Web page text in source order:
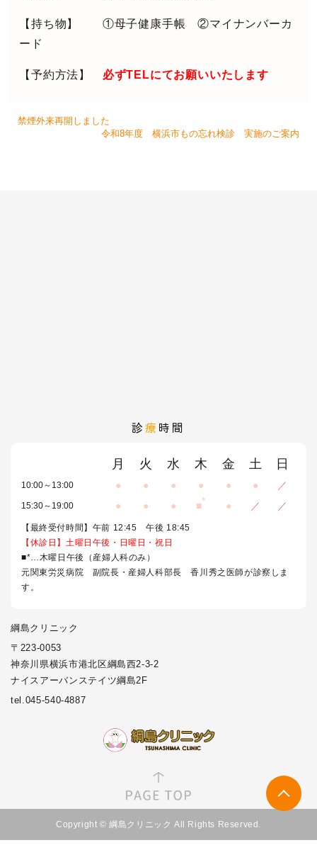
【持ち物】 ①母子健康手帳 ②マイナンバーカ
ード
【予約方法】 必ずTELにてお願いいたします
禁煙外来再開しました
令和8年度 横浜市もの忘れ検診 実施のご案内
診 療 時間
月 火 水 木 金 土 日
10:00～13:00 ● ● ● ● ● ● ／
15:30～19:00 ● ● ● ■* ● ／ ／
【最終受付時間】午前 12:45 午後 18:45
【休診日】土曜日午後・日曜日・祝日
■*…木曜日午後（産婦人科のみ）
元関東労災病院 副院長・産婦人科部長 香川秀之医師が診察しま
す。
綱島クリニック
〒223-0053
神奈川県横浜市港北区綱島西2-3-2
ナイスアーバンステイツ綱島2F
tel.045-540-4887
Copyright © 綱島クリニック All Rights Reserved.